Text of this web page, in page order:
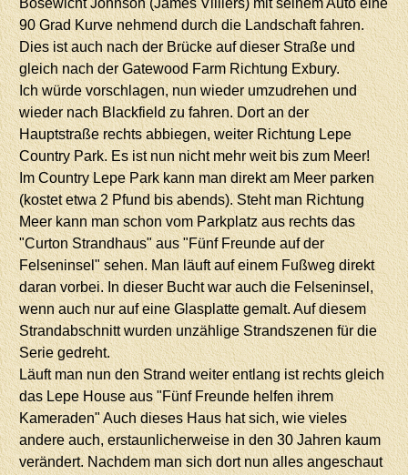
Bösewicht Johnson (James Villiers) mit seinem Auto eine
90 Grad Kurve nehmend durch die Landschaft fahren.
Dies ist auch nach der Brücke auf dieser Straße und
gleich nach der Gatewood Farm Richtung Exbury.
Ich würde vorschlagen, nun wieder umzudrehen und
wieder nach Blackfield zu fahren. Dort an der
Hauptstraße rechts abbiegen, weiter Richtung Lepe
Country Park. Es ist nun nicht mehr weit bis zum Meer!
Im Country Lepe Park kann man direkt am Meer parken
(kostet etwa 2 Pfund bis abends). Steht man Richtung
Meer kann man schon vom Parkplatz aus rechts das
"Curton Strandhaus" aus "Fünf Freunde auf der
Felseninsel" sehen. Man läuft auf einem Fußweg direkt
daran vorbei. In dieser Bucht war auch die Felseninsel,
wenn auch nur auf eine Glasplatte gemalt. Auf diesem
Strandabschnitt wurden unzählige Strandszenen für die
Serie gedreht.
Läuft man nun den Strand weiter entlang ist rechts gleich
das Lepe House aus "Fünf Freunde helfen ihrem
Kameraden" Auch dieses Haus hat sich, wie vieles
andere auch, erstaunlicherweise in den 30 Jahren kaum
verändert. Nachdem man sich dort nun alles angeschaut